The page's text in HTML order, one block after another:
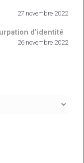
27 novembre 2022
d’identité
26 novembre 2022